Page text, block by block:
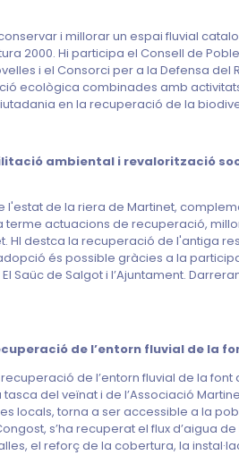
i millorar un espai fluvial
2000. Hi participa el Consell de
i el Consorci per a la Defensa del
ecològica combinades amb
en la recuperació de la
ambiental i revalorització
l'estat de la riera de Martinet,
actuacions de recuperació,
HI destca la recuperació de l'antiga
és possible gràcies a la
Saüc de Salgot i l’Ajuntament.
de l’entorn fluvial de la
de l’entorn fluvial de la font
del veïnat i de l’Associació
locals, torna a ser accessible a la
s’ha recuperat el flux d’aigua
el reforç de la cobertura, la